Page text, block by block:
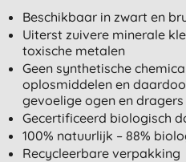
Beschikbaar in zwart en
Uiterst zuivere minerale
toxische metalen
Geen synthetische
oplosmiddelen en
gevoelige ogen en
Gecertificeerd biologisch
100% natuurlijk – 88%
Recycleerbare verpakking